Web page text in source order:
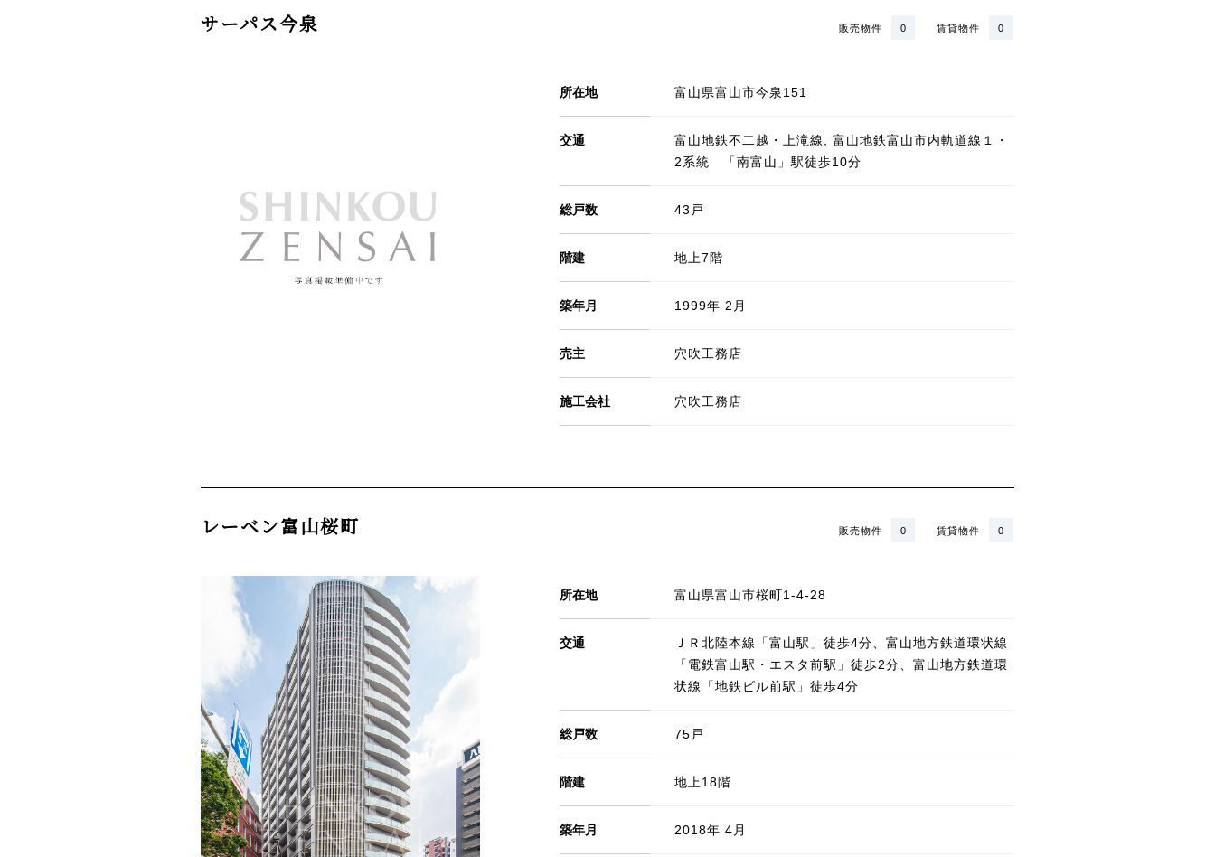
サーパス今泉 賃貸物件 0
販売物件 0
所在地 富山県富山市今泉151
交通
富山地鉄不二越・上滝線, 富山地鉄富山市内軌道線１・
2系統 「南富山」駅徒歩10分
総戸数 43戸
階建 地上7階
築年月 1999年 2月
売主 穴吹工務店
施工会社 穴吹工務店
レーベン富山桜町 賃貸物件 0
販売物件 0
所在地 富山県富山市桜町1-4-28
交通
ＪＲ北陸本線「富山駅」徒歩4分、富山地方鉄道環状線
「電鉄富山駅・エスタ前駅」徒歩2分、富山地方鉄道環
状線「地鉄ビル前駅」徒歩4分
総戸数 75戸
階建 地上18階
築年月 2018年 4月